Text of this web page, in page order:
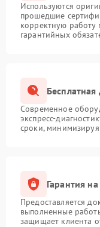
Используются
прошедшие
корректную работу
гарантийных
Современное
экспресс-
сроки,
Гарантия
Предоставляется
выполненные
защищает клиента